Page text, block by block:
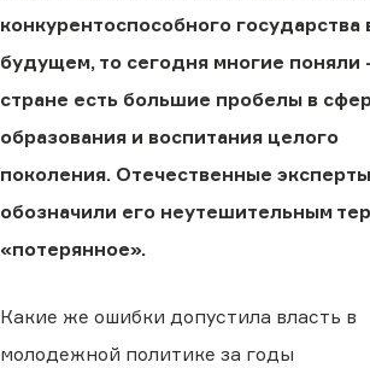
конкурентоспособного государства
будущем, то сегодня многие поняли
стране есть большие пробелы в
образования и воспитания целого
поколения. Отечественные
обозначили его неутешительным
«потерянное».
Какие же ошибки допустила власть в
молодежной политике за годы